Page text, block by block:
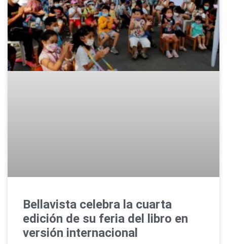
Bellavista celebra la cuarta
edición de su feria del libro en
versión internacional